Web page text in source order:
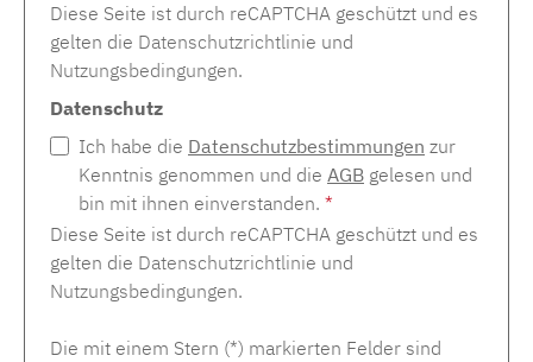
Diese Seite ist durch reCAPTCHA geschützt und es
gelten die Datenschutzrichtlinie und
Nutzungsbedingungen.
Datenschutz
Ich habe die Datenschutzbestimmungen zur
Kenntnis genommen und die AGB gelesen und
bin mit ihnen einverstanden. *
Diese Seite ist durch reCAPTCHA geschützt und es
gelten die Datenschutzrichtlinie und
Nutzungsbedingungen.
Die mit einem Stern (*) markierten Felder sind